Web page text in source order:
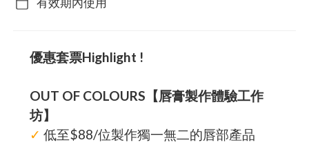
優惠套票Highlight !
OUT OF COLOURS【唇膏製作體驗工作
坊】
✓ 低至$88/位製作獨一無二的唇部產品